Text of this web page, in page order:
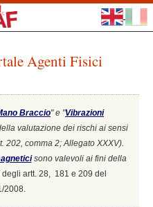
Agenti Fisici
Braccio" e "Vibrazioni
valutazione dei rischi ai sensi
202, comma 2; Allegato XXXV).
sono valevoli ai fini della
degli artt. 28, 181 e 209 del
2008.